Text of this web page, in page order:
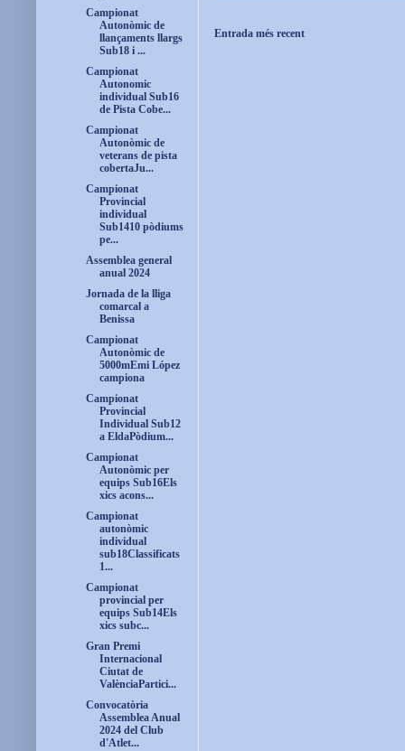
Entrada més recent
Campionat
Autonòmic de
llançaments llargs
Sub18 i ...
Campionat
Autonomic
individual Sub16
de Pista Cobe...
Campionat
Autonòmic de
veterans de pista
cobertaJu...
Campionat
Provincial
individual
Sub1410 pòdiums
pe...
Assemblea general
anual 2024
Jornada de la lliga
comarcal a
Benissa
Campionat
Autonòmic de
5000mEmi López
campiona
Campionat
Provincial
Individual Sub12
a EldaPòdium...
Campionat
Autonòmic per
equips Sub16Els
xics acons...
Campionat
autonòmic
individual
sub18Classificats
1...
Campionat
provincial per
equips Sub14Els
xics subc...
Gran Premi
Internacional
Ciutat de
ValènciaPartici...
Convocatòria
Assemblea Anual
2024 del Club
d'Atlet...